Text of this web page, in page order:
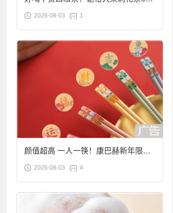
袋装9.9元到手
2026-08-03 1
颜值超高 一人一筷！康巴赫新年限定
合金筷子大促：19.9元
2026-08-03 4